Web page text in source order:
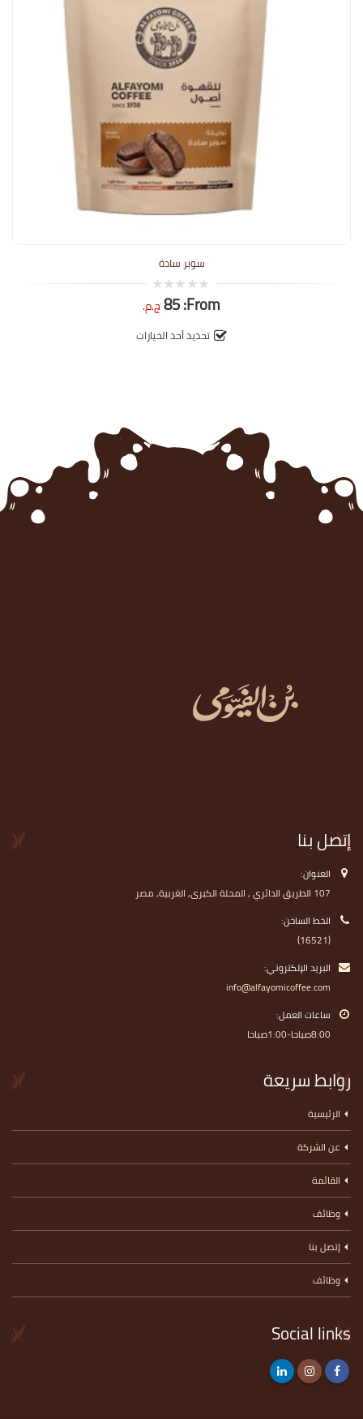
سوبر سادة
0
out
5
From:
85ج.م.
تحديد أحد الخيارات
إتصل بنا
العنوان:
107 الطريق الدائري , المحلة الكبرى, الغربية, مصر
الخط الساخن:
(16521)
البريد الإلكتروني:
info@alfayomicoffee.com
ساعات العمل:
8:00صباحا-1:00صباحا
روابط سريعة
الرئيسية
عن الشركة
القائمة
وظائف
إتصل بنا
وظائف
Social links